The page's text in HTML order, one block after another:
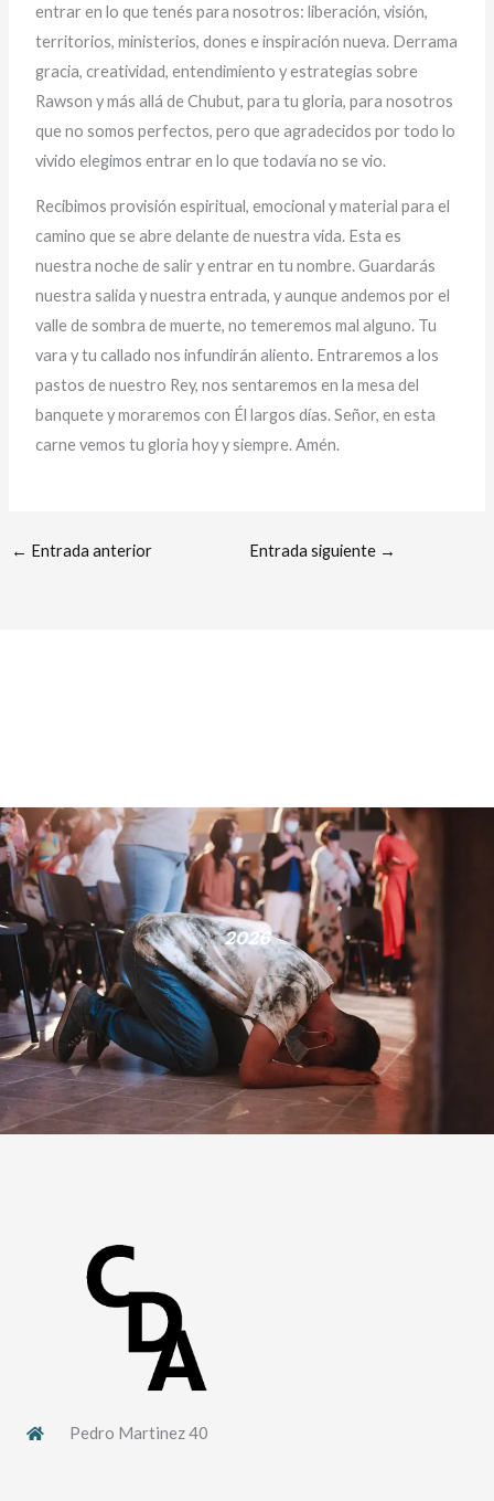
entrar en lo que tenés para nosotros: liberación, visión,
territorios, ministerios, dones e inspiración nueva. Derrama
gracia, creatividad, entendimiento y estrategias sobre
Rawson y más allá de Chubut, para tu gloria, para nosotros
que no somos perfectos, pero que agradecidos por todo lo
vivido elegimos entrar en lo que todavía no se vio.
Recibimos provisión espiritual, emocional y material para el
camino que se abre delante de nuestra vida. Esta es
nuestra noche de salir y entrar en tu nombre. Guardarás
nuestra salida y nuestra entrada, y aunque andemos por el
valle de sombra de muerte, no temeremos mal alguno. Tu
vara y tu callado nos infundirán aliento. Entraremos a los
pastos de nuestro Rey, nos sentaremos en la mesa del
banquete y moraremos con Él largos días. Señor, en esta
carne vemos tu gloria hoy y siempre. Amén.
← Entrada anterior Entrada siguiente →
2026
Pedro Martinez 40